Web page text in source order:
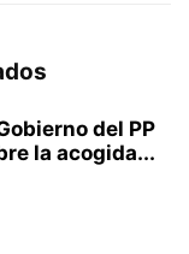
del PP
la acogida...